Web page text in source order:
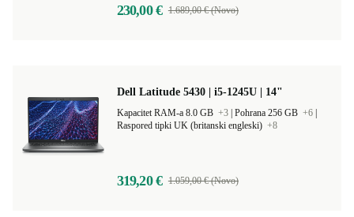
230,00 € 1.689,00 € (Novo)
Dell Latitude 5430 | i5-1245U | 14"
Kapacitet RAM-a 8.0 GB +3 Pohrana 256 GB +6
Raspored tipki UK (britanski engleski) +8
319,20 € 1.059,00 € (Novo)